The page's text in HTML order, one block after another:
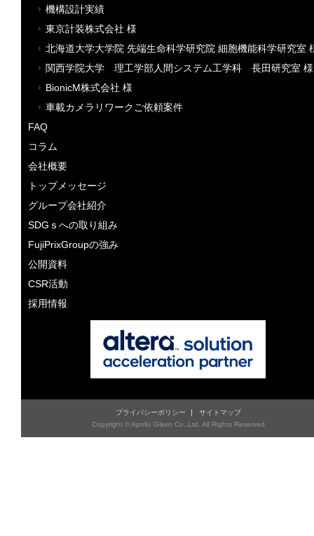
機構設計実績
東京計装株式会社 様
北海道大学大学院 先端生命科学研究院 細胞機能科学研究室
関西学院大学 理工学部人間システム工学科 長田研究室 様
BionicM株式会社 様
車載カメラリワークご依頼案件
FAQ
コラム
会社概要
トップメッセージ
グループ会社紹介
SDGｓへの取り組み
FujiPrixGroupの強み
公開資料
CSR活動
採用情報
プライバシーポリシー
サイトマップ
Copyright © Apollo Giken Co.,Ltd. All Rights Reserved